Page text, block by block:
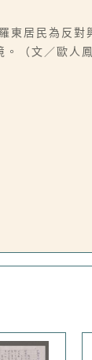
居民為反
（文／歐人鳳